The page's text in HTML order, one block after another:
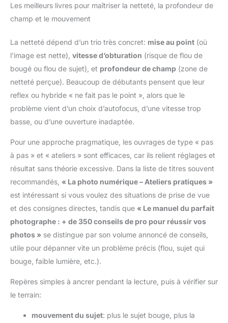
Les meilleurs livres pour maîtriser la netteté, la profondeur de
champ et le mouvement
La netteté dépend d’un trio très concret: mise au point (où
l’image est nette), vitesse d’obturation (risque de flou de
bougé ou flou de sujet), et profondeur de champ (zone de
netteté perçue). Beaucoup de débutants pensent que leur
reflex ou hybride « ne fait pas le point », alors que le
problème vient d’un choix d’autofocus, d’une vitesse trop
basse, ou d’une ouverture inadaptée.
Pour une approche pragmatique, les ouvrages de type « pas
à pas » et « ateliers » sont efficaces, car ils relient réglages et
résultat sans théorie excessive. Dans la liste de titres souvent
recommandés, « La photo numérique – Ateliers pratiques »
est intéressant si vous voulez des situations de prise de vue
et des consignes directes, tandis que « Le manuel du parfait
photographe : + de 350 conseils de pro pour réussir vos
photos » se distingue par son volume annoncé de conseils,
utile pour dépanner vite un problème précis (flou, sujet qui
bouge, faible lumière, etc.).
Repères simples à ancrer pendant la lecture, puis à vérifier sur
le terrain:
mouvement du sujet: plus le sujet bouge, plus la